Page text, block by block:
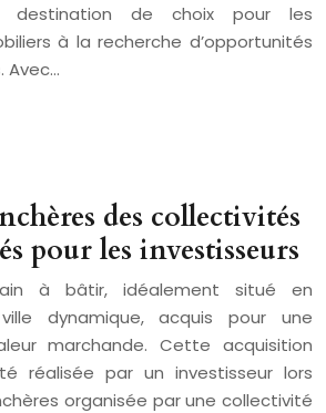
destination de choix pour les
à la recherche d’opportunités
Avec…
des collectivités
pour les investisseurs
à bâtir, idéalement situé en
dynamique, acquis pour une
marchande. Cette acquisition
réalisée par un investisseur lors
organisée par une collectivité